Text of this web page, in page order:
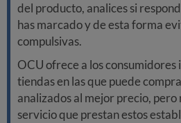
del producto, analices si
has marcado y de esta forma
compulsivas.
OCU ofrece a los
tiendas en las que puede
analizados al mejor precio, pero
servicio que prestan estos